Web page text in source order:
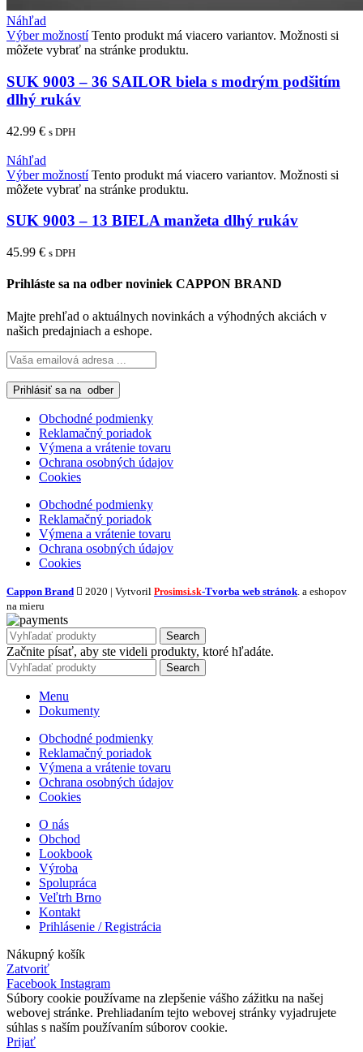
Náhľad
Výber možností Tento produkt má viacero variantov. Možnosti si
môžete vybrať na stránke produktu.
SUK 9003 – 36 SAILOR biela s modrým podšitím
dlhý rukáv
42.99 € s DPH
Náhľad
Výber možností Tento produkt má viacero variantov. Možnosti si
môžete vybrať na stránke produktu.
SUK 9003 – 13 BIELA manžeta dlhý rukáv
45.99 € s DPH
Prihláste sa na odber noviniek CAPPON BRAND
Majte prehľad o aktuálnych novinkách a výhodných akciách v
našich predajniach a eshope.
Obchodné podmienky
Reklamačný poriadok
Výmena a vrátenie tovaru
Ochrana osobných údajov
Cookies
Obchodné podmienky
Reklamačný poriadok
Výmena a vrátenie tovaru
Ochrana osobných údajov
Cookies
Cappon Brand 2020 | Vytvoril Prosimsi.sk-Tvorba web stránok . a eshopov
na mieru
Search
Začnite písať, aby ste videli produkty, ktoré hľadáte.
Search
Menu
Dokumenty
Obchodné podmienky
Reklamačný poriadok
Výmena a vrátenie tovaru
Ochrana osobných údajov
Cookies
O nás
Obchod
Lookbook
Výroba
Spolupráca
Veľtrh Brno
Kontakt
Prihlásenie / Registrácia
Nákupný košík
Zatvoriť
Facebook Instagram
Súbory cookie používame na zlepšenie vášho zážitku na našej
webovej stránke. Prehliadaním tejto webovej stránky vyjadrujete
súhlas s naším používaním súborov cookie.
Prijať